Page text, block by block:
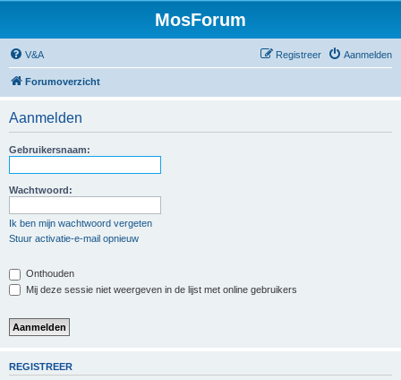
MosForum
V&A Aanmelden
Registreer
Forumoverzicht
Aanmelden
Gebruikersnaam:
Wachtwoord:
Ik ben mijn wachtwoord vergeten
Stuur activatie-e-mail opnieuw
Onthouden
Mij deze sessie niet weergeven in de lijst met online gebruikers
REGISTREER